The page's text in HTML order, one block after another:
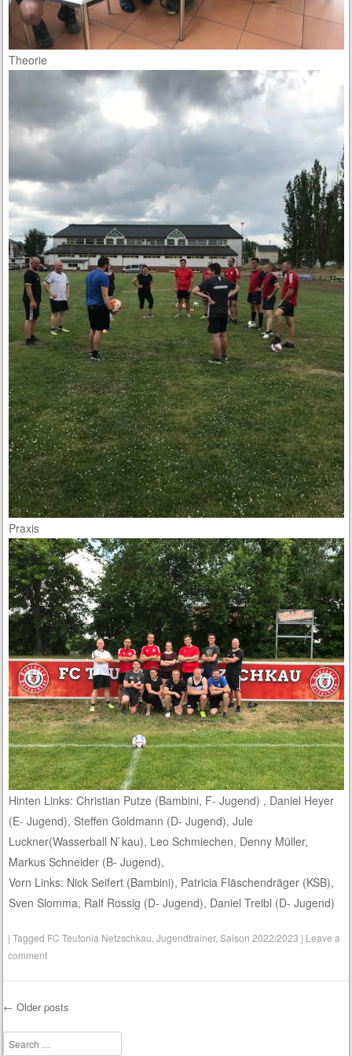
Theorie
Praxis
Hinten Links: Christian Putze (Bambini, F- Jugend) , Daniel Heyer
(E- Jugend), Steffen Goldmann (D- Jugend), Jule
Luckner(Wasserball N`kau), Leo Schmiechen, Denny Müller,
Markus Schneider (B- Jugend),
Vorn Links: Nick Seifert (Bambini), Patricia Fläschendräger (KSB),
Sven Slomma, Ralf Rossig (D- Jugend), Daniel Treibl (D- Jugend)
|Tagged FC Teutonia Netzschkau ,Jugendtrainer,Saison 2022/2023 | Leave a
comment
Post navigation
← Older posts
Search